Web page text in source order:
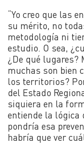
“Yo creo que las
su mérito, no
metodología ni
estudio. O sea,
¿De qué lugares?
muchas son bien
los territorios?
del Estado
siquiera en la
entiende la lógica
pondría esa
habría que ver